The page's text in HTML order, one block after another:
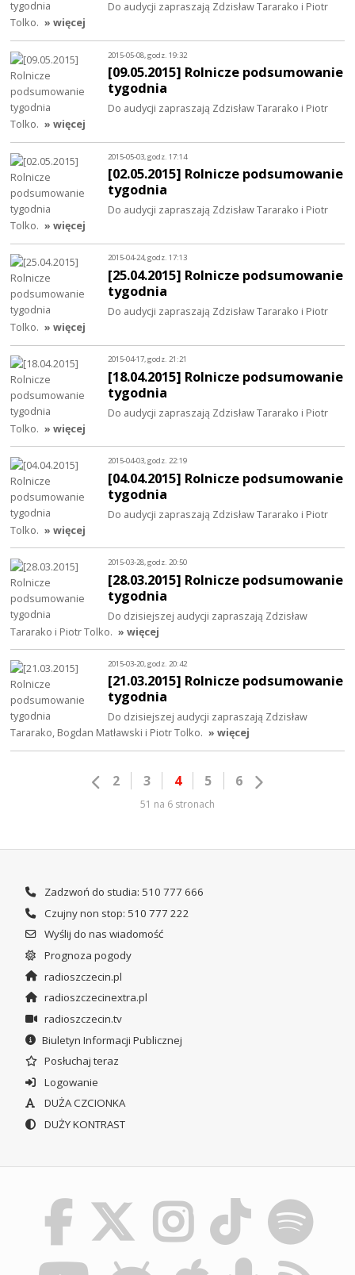
Do audycji zapraszają Zdzisław Tararako i Piotr
Tolko. » więcej
2015-05-08, godz. 19:32
[09.05.2015] Rolnicze podsumowanie
tygodnia
Do audycji zapraszają Zdzisław Tararako i Piotr
Tolko. » więcej
2015-05-03, godz. 17:14
[02.05.2015] Rolnicze podsumowanie
tygodnia
Do audycji zapraszają Zdzisław Tararako i Piotr
Tolko. » więcej
2015-04-24, godz. 17:13
[25.04.2015] Rolnicze podsumowanie
tygodnia
Do audycji zapraszają Zdzisław Tararako i Piotr
Tolko. » więcej
2015-04-17, godz. 21:21
[18.04.2015] Rolnicze podsumowanie
tygodnia
Do audycji zapraszają Zdzisław Tararako i Piotr
Tolko. » więcej
2015-04-03, godz. 22:19
[04.04.2015] Rolnicze podsumowanie
tygodnia
Do audycji zapraszają Zdzisław Tararako i Piotr
Tolko. » więcej
2015-03-28, godz. 20:50
[28.03.2015] Rolnicze podsumowanie
tygodnia
Do dzisiejszej audycji zapraszają Zdzisław
Tararako i Piotr Tolko. » więcej
2015-03-20, godz. 20:42
[21.03.2015] Rolnicze podsumowanie
tygodnia
Do dzisiejszej audycji zapraszają Zdzisław
Tararako, Bogdan Matławski i Piotr Tolko. » więcej
2 3 4 5 6
51 na 6 stronach
Zadzwoń do studia: 510 777 666
Czujny non stop: 510 777 222
Wyślij do nas wiadomość
Prognoza pogody
radioszczecin.pl
radioszczecinextra.pl
radioszczecin.tv
Biuletyn Informacji Publicznej
Posłuchaj teraz
Logowanie
DUŻA CZCIONKA
DUŻY KONTRAST